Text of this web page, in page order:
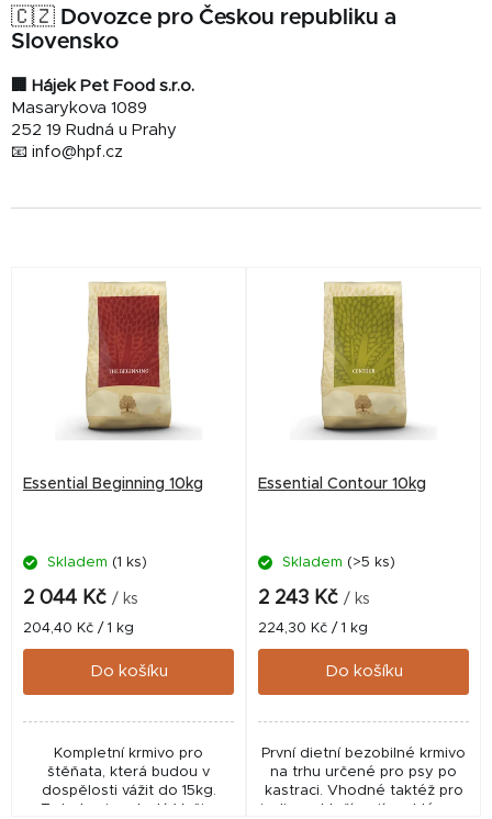
🇨🇿 Dovozce pro Českou republiku a
Slovensko
🏢 Hájek Pet Food s.r.o.
Masarykova 1089
252 19 Rudná u Prahy
📧 info@hpf.cz
Essential Beginning 10kg
Skladem (1 ks)
2 044 Kč / ks
Měrná
cena:
204,40 Kč / 1 kg
Do košíku
Kompletní krmivo pro
štěňata, která budou v
dospělosti vážit do 15kg.
Essential Contour 10kg
Skladem (>5 ks)
2 243 Kč / ks
Měrná
cena:
224,30 Kč / 1 kg
Do košíku
První dietní bezobilné krmivo
na trhu určené pro psy po
kastraci. Vhodné taktéž pro